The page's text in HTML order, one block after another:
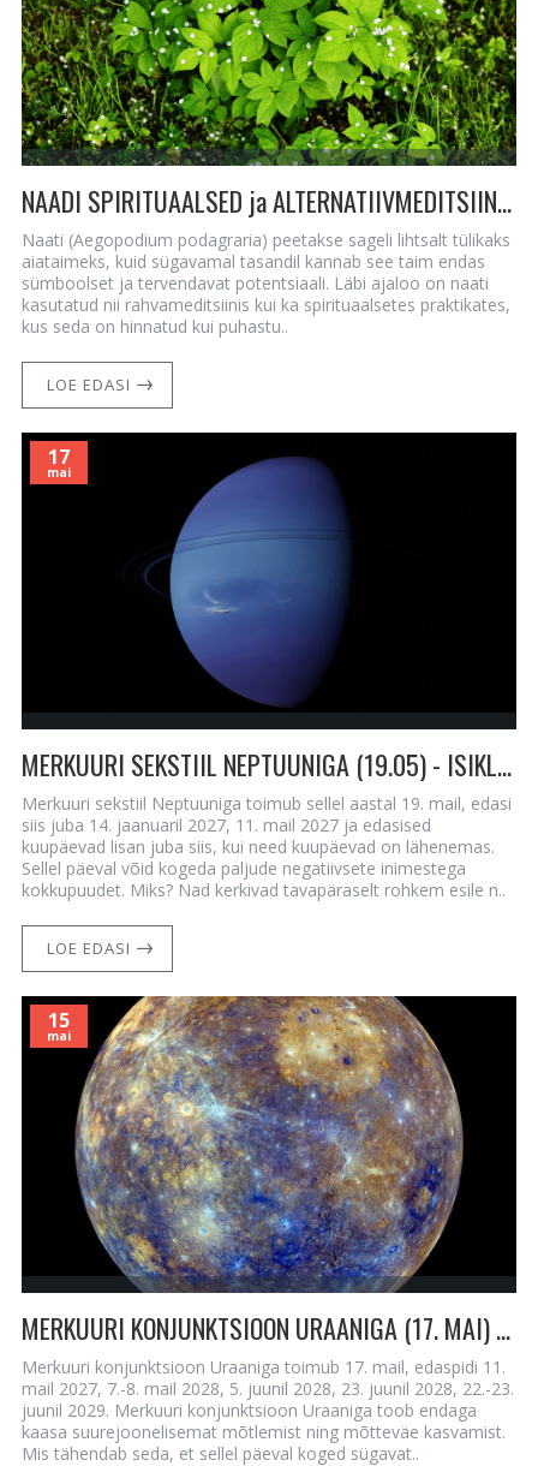
NAADI SPIRITUAALSED ja ALTERNATIIVMEDITSIINI OMADUSED
Naati (Aegopodium podagraria) peetakse sageli lihtsalt tülikaks
aiataimeks, kuid sügavamal tasandil kannab see taim endas
sümboolset ja tervendavat potentsiaali. Läbi ajaloo on naati
kasutatud nii rahvameditsiinis kui ka spirituaalsetes praktikates,
kus seda on hinnatud kui puhastu..
LOE EDASI
17
mai
MERKUURI SEKSTIIL NEPTUUNIGA (19.05) - ISIKLIKE ETTEKUULUTUSTE SAAMISE PÄEV
Merkuuri sekstiil Neptuuniga toimub sellel aastal 19. mail, edasi
siis juba 14. jaanuaril 2027, 11. mail 2027 ja edasised
kuupäevad lisan juba siis, kui need kuupäevad on lähenemas.
Sellel päeval võid kogeda paljude negatiivsete inimestega
kokkupuudet. Miks? Nad kerkivad tavapäraselt rohkem esile n..
LOE EDASI
15
mai
MERKUURI KONJUNKTSIOON URAANIGA (17. MAI) - ÜLIMALT SUURE SELGUSTUNDE SAAMINE
Merkuuri konjunktsioon Uraaniga toimub 17. mail, edaspidi 11.
mail 2027, 7.-8. mail 2028, 5. juunil 2028, 23. juunil 2028, 22.-23.
juunil 2029. Merkuuri konjunktsioon Uraaniga toob endaga
kaasa suurejoonelisemat mõtlemist ning mõtteväe kasvamist.
Mis tähendab seda, et sellel päeval koged sügavat..